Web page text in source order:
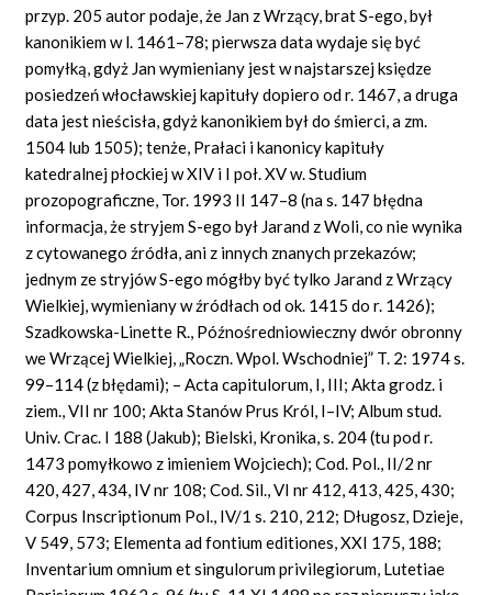
przyp. 205 autor podaje, że Jan z Wrzący, brat S-ego, był
kanonikiem w l. 1461–78; pierwsza data wydaje się być
pomyłką, gdyż Jan wymieniany jest w najstarszej księdze
posiedzeń włocławskiej kapituły dopiero od r. 1467, a druga
data jest nieścisła, gdyż kanonikiem był do śmierci, a zm.
1504 lub 1505); tenże, Prałaci i kanonicy kapituły
katedralnej płockiej w XIV i I poł. XV w. Studium
prozopograficzne, Tor. 1993 II 147–8 (na s. 147 błędna
informacja, że stryjem S-ego był Jarand z Woli, co nie wynika
z cytowanego źródła, ani z innych znanych przekazów;
jednym ze stryjów S-ego mógłby być tylko Jarand z Wrzący
Wielkiej, wymieniany w źródłach od ok. 1415 do r. 1426);
Szadkowska-Linette R., Późnośredniowieczny dwór obronny
we Wrzącej Wielkiej, „Roczn. Wpol. Wschodniej” T. 2: 1974 s.
99–114 (z błędami); – Acta capitulorum, I, III; Akta grodz. i
ziem., VII nr 100; Akta Stanów Prus Król, I–IV; Album stud.
Univ. Crac. I 188 (Jakub); Bielski, Kronika, s. 204 (tu pod r.
1473 pomyłkowo z imieniem Wojciech); Cod. Pol., II/2 nr
420, 427, 434, IV nr 108; Cod. Sil., VI nr 412, 413, 425, 430;
Corpus Inscriptionum Pol., IV/1 s. 210, 212; Długosz, Dzieje,
V 549, 573; Elementa ad fontium editiones, XXI 175, 188;
Inventarium omnium et singulorum privilegiorum, Lutetiae